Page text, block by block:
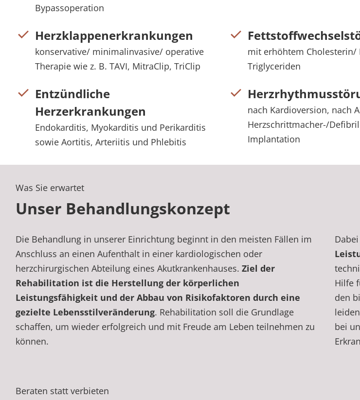
Bypassoperation
Herzklappenerkrankungen
konservative/ minimalinvasive/ operative
Therapie wie z. B. TAVI, MitraClip, TriClip
mit erhöhtem Cholesterin/
Triglyceriden
Entzündliche
Herzerkrankungen
Endokarditis, Myokarditis und Perikarditis
sowie Aortitis, Arteriitis und Phlebitis
nach Kardioversion, nach
Herzschrittmacher-/
Implantation
Was Sie erwartet
Unser Behandlungskonzept
Die Behandlung in unserer Einrichtung beginnt in den meisten Fällen im
Anschluss an einen Aufenthalt in einer kardiologischen oder
herzchirurgischen Abteilung eines Akutkrankenhauses. Ziel der
Rehabilitation ist die Herstellung der körperlichen
Leistungsfähigkeit und der Abbau von Risikofaktoren durch eine
gezielte Lebensstilveränderung. Rehabilitation soll die Grundlage
schaffen, um wieder erfolgreich und mit Freude am Leben teilnehmen zu
können.
Hilfe
den
bei
Beraten statt verbieten